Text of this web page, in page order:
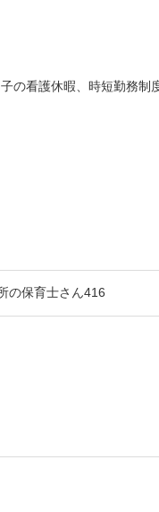
の看護休暇、時短勤務制
の保育士さん416